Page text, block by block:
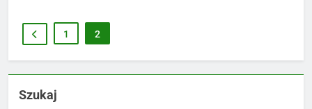
1 2
Szukaj